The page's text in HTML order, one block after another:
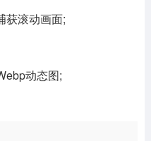
获滚动画面;
动态图;